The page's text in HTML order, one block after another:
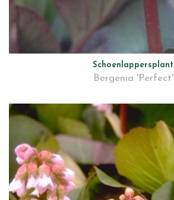
Schoenlappersplant
Bergenia 'Perfect'